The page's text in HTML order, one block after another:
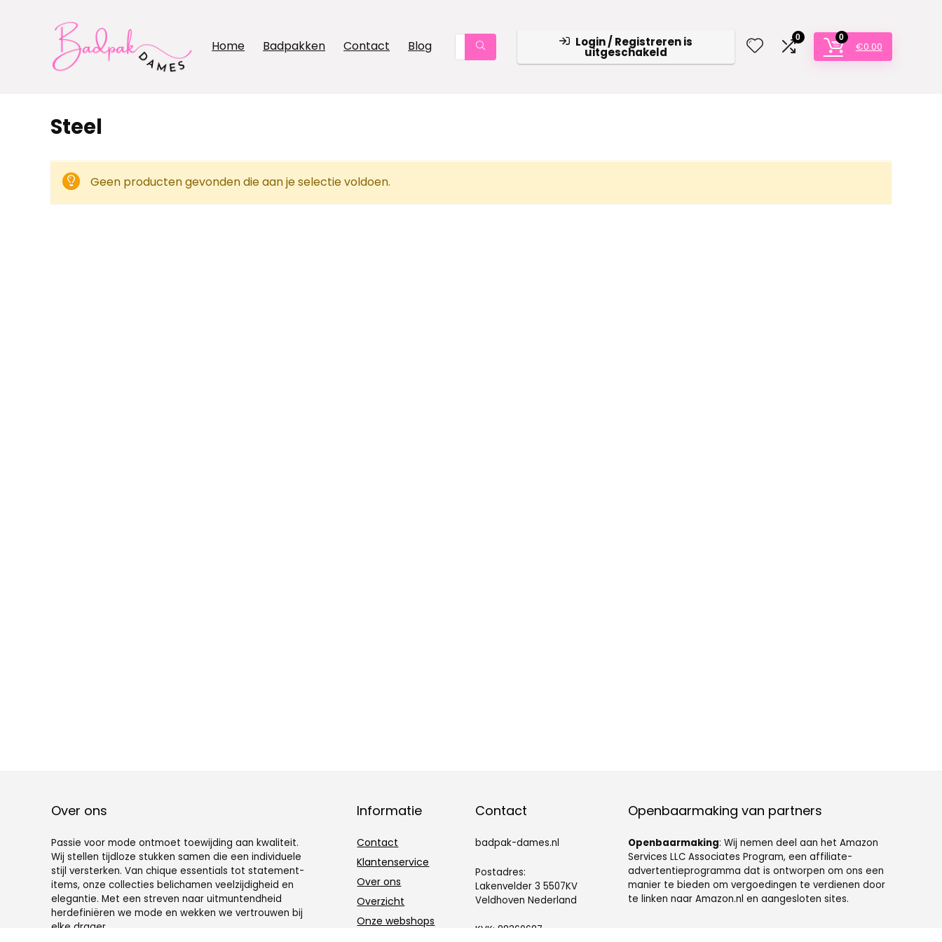
Home Badpakken Contact Blog Login / Registreren is
uitgeschakeld
0 0
€0.00
Steel
Geen producten gevonden die aan je selectie voldoen.
Over ons
Passie voor mode ontmoet toewijding aan kwaliteit.
Wij stellen tijdloze stukken samen die een individuele
stijl versterken. Van chique essentials tot statement-
items, onze collecties belichamen veelzijdigheid en
elegantie. Met een streven naar uitmuntendheid
herdefiniëren we mode en wekken we vertrouwen bij
elke drager.
Informatie
Contact
Klantenservice
Over ons
Overzicht
Onze webshops
Contact
badpak-dames.nl
Postadres:
Lakenvelder 3 5507KV
Veldhoven Nederland
KVK: 88360687
Openbaarmaking van partners
Openbaarmaking: Wij nemen deel aan het Amazon
Services LLC Associates Program, een affiliate-
advertentieprogramma dat is ontworpen om ons een
manier te bieden om vergoedingen te verdienen door
te linken naar Amazon.nl en aangesloten sites.